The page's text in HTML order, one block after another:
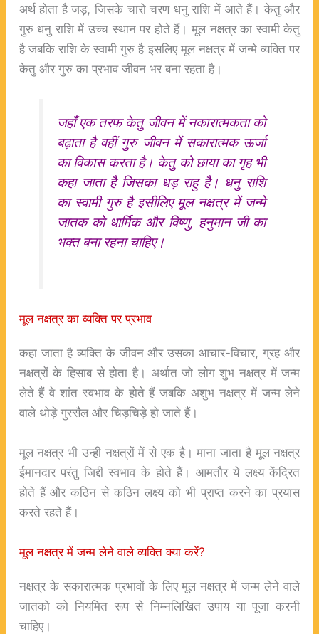
अर्थ होता है जड़, जिसके चारो चरण धनु राशि में आते हैं। केतु और
गुरु धनु राशि में उच्च स्थान पर होते हैं। मूल नक्षत्र का स्वामी केतु
है जबकि राशि के स्वामी गुरु है इसलिए मूल नक्षत्र में जन्मे व्यक्ति पर
केतु और गुरु का प्रभाव जीवन भर बना रहता है।
जहाँ एक तरफ केतु जीवन में नकारात्मकता को
बढ़ाता है वहीं गुरु जीवन में सकारात्मक ऊर्जा
का विकास करता है। केतु को छाया का गृह भी
कहा जाता है जिसका धड़ राहु है। धनु राशि
का स्वामी गुरु है इसीलिए मूल नक्षत्र में जन्मे
जातक को धार्मिक और विष्णु, हनुमान जी का
भक्त बना रहना चाहिए।
मूल नक्षत्र का व्यक्ति पर प्रभाव
कहा जाता है व्यक्ति के जीवन और उसका आचार-विचार, ग्रह और
नक्षत्रों के हिसाब से होता है। अर्थात जो लोग शुभ नक्षत्र में जन्म
लेते हैं वे शांत स्वभाव के होते हैं जबकि अशुभ नक्षत्र में जन्म लेने
वाले थोड़े गुस्सैल और चिड़चिड़े हो जाते हैं।
मूल नक्षत्र भी उन्ही नक्षत्रों में से एक है। माना जाता है मूल नक्षत्र
ईमानदार परंतु जिद्दी स्वभाव के होते हैं। आमतौर ये लक्ष्य केंद्रित
होते हैं और कठिन से कठिन लक्ष्य को भी प्राप्त करने का प्रयास
करते रहते हैं।
मूल नक्षत्र में जन्म लेने वाले व्यक्ति क्या करें?
नक्षत्र के सकारात्मक प्रभावों के लिए मूल नक्षत्र में जन्म लेने वाले
जातको को नियमित रूप से निम्नलिखित उपाय या पूजा करनी
चाहिए।